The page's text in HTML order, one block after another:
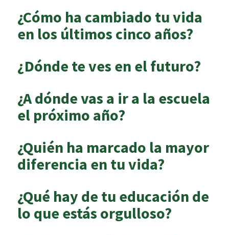
¿Cómo ha cambiado tu vida
en los últimos cinco años?
¿Dónde te ves en el futuro?
¿A dónde vas a ir a la escuela
el próximo año?
¿Quién ha marcado la mayor
diferencia en tu vida?
¿Qué hay de tu educación de
lo que estás orgulloso?